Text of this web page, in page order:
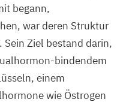
begann,
war deren Struktur
Ziel bestand darin,
bindendem
einem
wie Östrogen